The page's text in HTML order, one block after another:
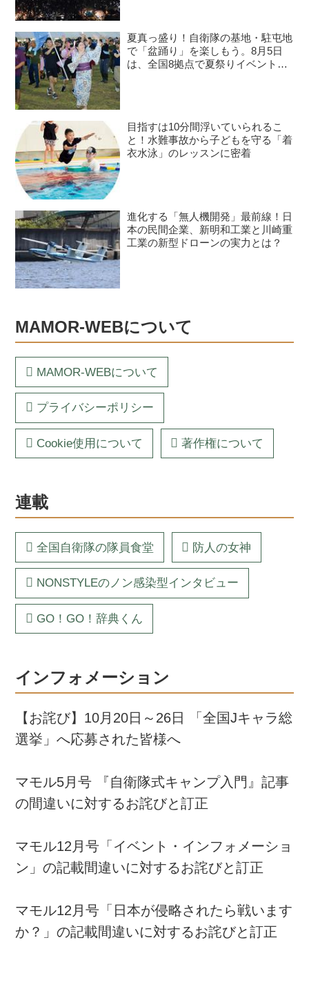
夏真っ盛り！自衛隊の基地・駐屯地
で「盆踊り」を楽しもう。8月5日
は、全国8拠点で夏祭りイベントが
目指すは10分間浮いていられるこ
と！水難事故から子どもを守る「着
衣水泳」のレッスンに密着
進化する「無人機開発」最前線！日
本の民間企業、新明和工業と川崎重
工業の新型ドローンの実力とは？
MAMOR-WEBについて
MAMOR-WEBについて
プライバシーポリシー
Cookie使用について 著作権について
連載
全国自衛隊の隊員食堂 防人の女神
NONSTYLEのノン感染型インタビュー
GO！GO！辞典くん
インフォメーション
【お詫び】10月20日～26日 「全国Jキャラ総
選挙」へ応募された皆様へ
マモル5月号 『自衛隊式キャンプ入門』記事
の間違いに対するお詫びと訂正
マモル12月号「イベント・インフォメーショ
ン」の記載間違いに対するお詫びと訂正
マモル12月号「日本が侵略されたら戦います
か？」の記載間違いに対するお詫びと訂正